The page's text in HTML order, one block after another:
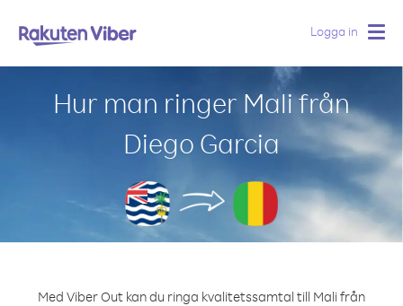
Logga in
Hur man ringer Mali från
Diego Garcia
Med Viber Out kan du ringa kvalitetssamtal till Mali från